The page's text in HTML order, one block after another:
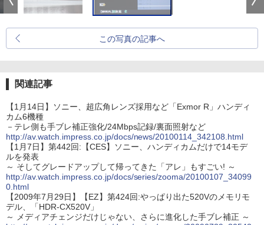
この写真の記事へ
関連記事
【1月14日】ソニー、超広角レンズ採用など「Exmor R」ハンディ
カム6機種
－テレ側も手ブレ補正強化/24Mbps記録/裏面照射など
http://av.watch.impress.co.jp/docs/news/20100114_342108.html
【1月7日】第442回:【CES】ソニー、ハンディカムだけで14モデ
ルを発表
～ そしてグレードアップして帰ってきた「アレ」もすごい! ～
http://av.watch.impress.co.jp/docs/series/zooma/20100107_34099
0.html
【2009年7月29日】【EZ】第424回:やっぱり出た520Vのメモリモ
デル、「HDR-CX520V」
～ メディアチェンジだけじゃない、さらに進化した手ブレ補正 ～